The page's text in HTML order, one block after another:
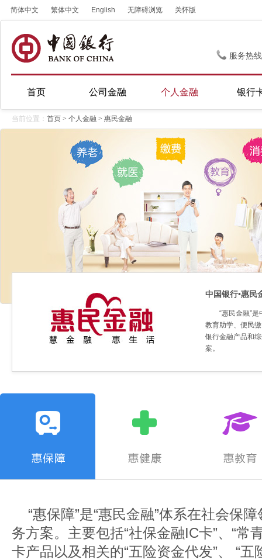
简体中文 繁体中文 English 无障碍浏览 关怀版
服务热
首页 公司金融 个人金融 银行
当前位置： 首页 > 个人金融 > 惠民金融
中国银行•惠民
“惠民金融”
教育助学、便民
银行金融产品和综
案。
“惠保障”是“惠民金融”体系在社会保
务方案。主要包括“社保金融IC卡”、“常
卡产品以及相关的“五险资金代发”、 “五